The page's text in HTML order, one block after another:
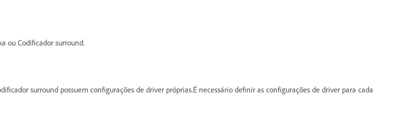
ou Codificador surround.
surround possuem configurações de driver próprias.É necessário definir as configurações de driver para cada